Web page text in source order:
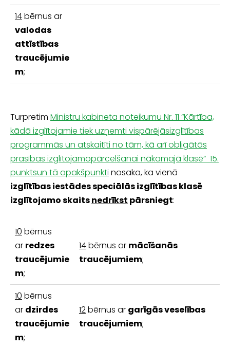
14bērnus ar
valodas
attīstības
traucējumie
m;
Turpretim Ministru kabineta noteikumu Nr. 11 “Kārtība,
kādā izglītojamie tiek uzņemti vispārējāsizglītības
programmās un atskaitīti no tām, kā arī obligātās
prasības izglītojamopārcelšanai nākamajā klasē” 15.
punktsun tā apakšpunkti nosaka, ka vienā
izglītības iestādes speciālās izglītības klasē
izglītojamo skaitsnedrīkst pārsniegt:
10 bērnus
ar redzes
traucējumie
m;
14bērnus ar mācīšanās
traucējumiem;
10 bērnus
ar dzirdes
traucējumie
m;
12bērnus ar garīgās veselības
traucējumiem;